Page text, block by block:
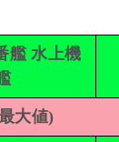
艦 水上機
大値)